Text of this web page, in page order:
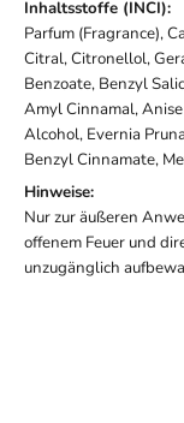
Inhaltsstoffe (INCI):
Parfum (Fragrance),
Citral, Citronellol,
Benzoate, Benzyl
Amyl Cinnamal,
Alcohol, Evernia
Benzyl Cinnamate,
Hinweise:
Nur zur äußeren
offenem Feuer und
unzugänglich